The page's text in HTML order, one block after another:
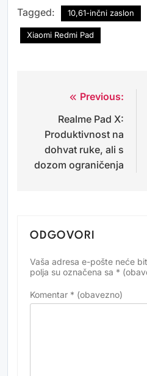
Tagged: 10,61-inčni zaslon
Xiaomi Redmi Pad
Navigacija
objava
Previous:
Realme Pad X:
Produktivnost na
dohvat ruke, ali s
dozom ograničenja
ODGOVORI
Vaša adresa e-pošte neće
polja su označena sa *
Komentar * (obavezno)
Alternative: